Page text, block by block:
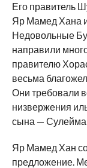
Его правитель
Яр Мамед Хана
Недовольные
направили
правителю
весьма
Они требовали
низвержения
сына —
Яр Мамед Хан
предложение.